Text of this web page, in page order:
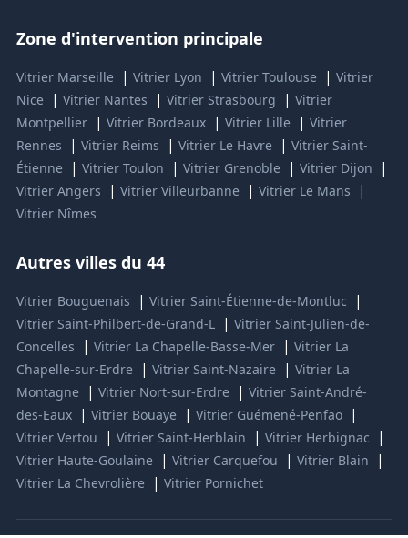
Zone d'intervention principale
Vitrier Marseille | Vitrier Lyon | Vitrier Toulouse | Vitrier
Nice
| Vitrier Nantes | Vitrier Strasbourg | Vitrier
Montpellier | Vitrier Bordeaux | Vitrier Lille | Vitrier
Rennes
| Vitrier Reims | Vitrier Le Havre | Vitrier Saint-
Étienne
| Vitrier Toulon | Vitrier Grenoble | Vitrier Dijon |
Vitrier Angers | Vitrier Villeurbanne | Vitrier Le Mans |
Vitrier Nîmes
Autres villes du 44
Vitrier Bouguenais | Vitrier Saint-Étienne-de-Montluc |
Vitrier Saint-Philbert-de-Grand-L | Vitrier Saint-Julien-de-
Concelles
| Vitrier La Chapelle-Basse-Mer | Vitrier La
Chapelle-sur-Erdre
| Vitrier Saint-Nazaire | Vitrier La
Montagne
| Vitrier Nort-sur-Erdre | Vitrier Saint-André-
des-Eaux | Vitrier Bouaye | Vitrier Guémené-Penfao |
Vitrier Vertou | Vitrier Saint-Herblain | Vitrier Herbignac |
Vitrier Haute-Goulaine | Vitrier Carquefou | Vitrier Blain |
Vitrier La Chevrolière | Vitrier Pornichet